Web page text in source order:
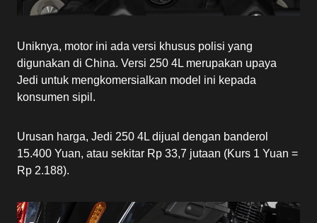
Uniknya, motor ini ada versi khusus polisi yang
digunakan di China. Versi 250 4L merupakan upaya
Jedi untuk mengkomersialkan model ini kepada
konsumen sipil.
Urusan harga, Jedi 250 4L dijual dengan banderol
15.400 Yuan, atau sekitar Rp 33,7 jutaan (Kurs 1 Yuan =
Rp 2.188).